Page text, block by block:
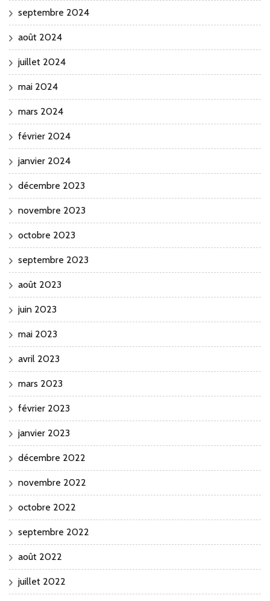
septembre 2024
août 2024
juillet 2024
mai 2024
mars 2024
février 2024
janvier 2024
décembre 2023
novembre 2023
octobre 2023
septembre 2023
août 2023
juin 2023
mai 2023
avril 2023
mars 2023
février 2023
janvier 2023
décembre 2022
novembre 2022
octobre 2022
septembre 2022
août 2022
juillet 2022